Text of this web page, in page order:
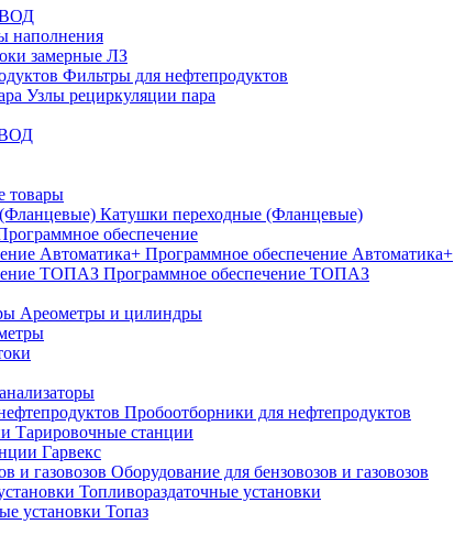
наполнения
замерные ЛЗ
Фильтры для нефтепродуктов
Узлы рециркуляции пара
товары
Катушки переходные (Фланцевые)
обеспечение
Программное обеспечение Автоматика+
Программное обеспечение ТОПАЗ
Ареометры и цилиндры
Пробоотборники для нефтепродуктов
Тарировочные станции
Гарвекс
Оборудование для бензовозов и газовозов
Топливораздаточные установки
установки Топаз